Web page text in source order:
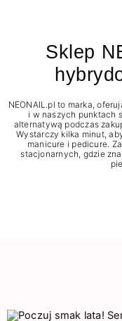
Sklep
NEONAIL.pl to marka,
i w naszych punktach
alternatywą podczas
Wystarczy kilka minut,
manicure i pedicure.
stacjonarnych, gdzie